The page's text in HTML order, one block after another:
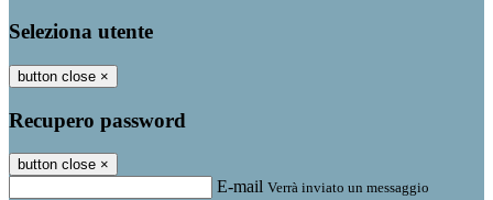
Seleziona utente
button close ×
Recupero password
button close ×
E-mail Verrà inviato un messaggio